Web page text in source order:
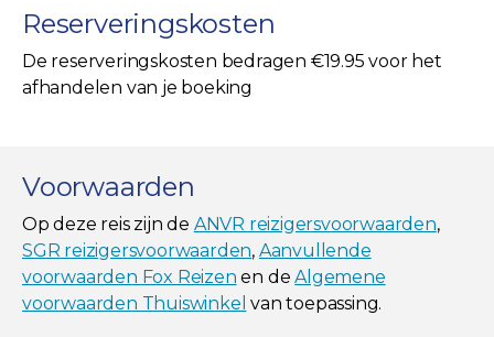
Reserveringskosten
De reserveringskosten bedragen €19.95 voor het
afhandelen van je boeking
Voorwaarden
Op deze reis zijn de ANVR reizigersvoorwaarden,
SGR reizigersvoorwaarden, Aanvullende
voorwaarden Fox Reizen en deAlgemene
voorwaarden Thuiswinkel van toepassing.